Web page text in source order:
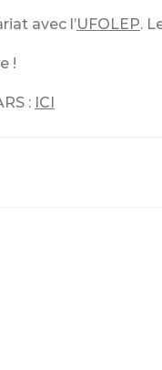
avec l’UFOLEP.
!
: ICI